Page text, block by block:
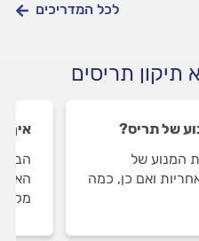
לכל המדריכים
תיקון תריסים
של תריס?
המנוע של
ואם כן, כמה
איך
הבן
האם